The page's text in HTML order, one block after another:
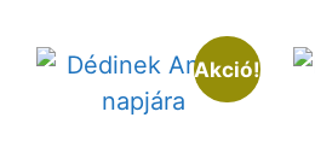
Akció!